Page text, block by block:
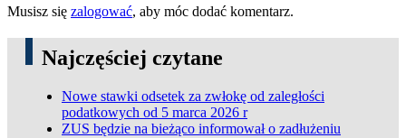
Musisz się zalogować, aby móc dodać komentarz.
Najczęściej czytane
Nowe stawki odsetek za zwłokę od zaległości
podatkowych od 5 marca 2026 r
ZUS będzie na bieżąco informował o zadłużeniu